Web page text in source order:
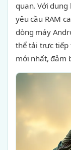
quan. Với
yêu cầu RAM
dòng máy
thể tải trực
mới nhất, đảm